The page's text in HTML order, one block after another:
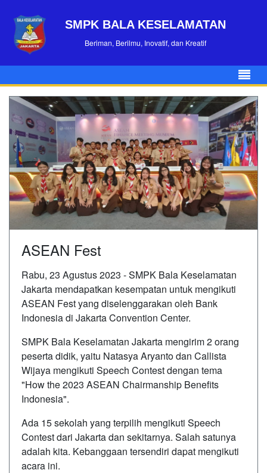
SMPK BALA KESELAMATAN
Beriman, Berilmu, Inovatif, dan Kreatif
ASEAN Fest
Rabu, 23 Agustus 2023 - SMPK Bala Keselamatan
Jakarta mendapatkan kesempatan untuk mengikuti
ASEAN Fest yang diselenggarakan oleh Bank
Indonesia di Jakarta Convention Center.
SMPK Bala Keselamatan Jakarta mengirim 2 orang
peserta didik, yaitu Natasya Aryanto dan Callista
Wijaya mengikuti Speech Contest dengan tema
"How the 2023 ASEAN Chairmanship Benefits
Indonesia".
Ada 15 sekolah yang terpilih mengikuti Speech
Contest dari Jakarta dan sekitarnya. Salah satunya
adalah kita. Kebanggaan tersendiri dapat mengikuti
acara ini.